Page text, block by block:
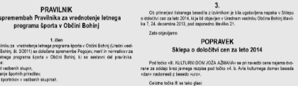
PRAVILNIK
Pravilnika za vrednotenje letnega
programa športa v Občini Bohinj
1. člen
za  vrednotenje letnega programa športa v Občini Bohinj (Uradni vest-
št. 3/2011) so določene spremembe Pogojev, meril in normativov za
programa  športa  v  Občini  Bohinj,  ki  so  sestavni  del  pravilnika.
vadbenih skupin,
športnih prireditev,
v vadbenih skupinah.
3.
Ob primerjavi tiskanega besedila z izvirnikom je bila ugotovljena napaka v Sklepu
o določitvi cen za leto 2014, ki je bil objavljen v Uradnem vestniku Občine Bohinj števil-
ka 7, 24. decembra 2013, pod zaporedno številko 21.
Zato objavljamo
POPRAVEK
Sklepa o določitvi cen za leto 2014
Pod točko »III. KULTURNI DOM JOŽA  AŽMANA« se pri navedbi cene najema dvo-
rane za oddajo brez javnega razpisa pod točko »4. b. Avla kulturnega doma« beseda
»dan« nadomesti z besedo »uro«.
Celotna točka III se tako glasi: